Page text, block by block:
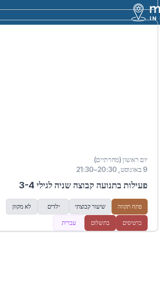
יום ראשון (מחרתיים)
9 באוגוסט, 20:30–21:30
פעילות בתנועה קבוצה שניה לגילי 3-4
פתח תקווה שיעור קבוצתי ילדים לא מקוון
כרטיסים בתשלום עברית